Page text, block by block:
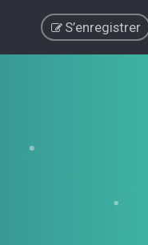
S’enregistrer